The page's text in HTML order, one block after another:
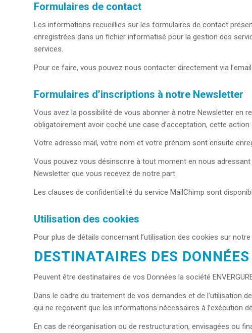
Formulaires de contact
Les informations recueillies sur les formulaires de contact
enregistrées dans un fichier informatisé pour la gestion des
services.
Pour ce faire, vous pouvez nous contacter directement via
Formulaires d’inscriptions à notre Newsletter
Vous avez la possibilité de vous abonner à notre Newsletter en
obligatoirement avoir coché une case d’acceptation, cette
Votre adresse mail, votre nom et votre prénom sont ensuite
Vous pouvez vous désinscrire à tout moment en nous adressant
Newsletter que vous recevez de notre part.
Les clauses de confidentialité du service MailChimp sont
Utilisation des cookies
Pour plus de détails concernant l’utilisation des cookies sur notre
DESTINATAIRES DES
Peuvent être destinataires de vos Données la société
Dans le cadre du traitement de vos demandes et de l’utilisation
qui ne reçoivent que les informations nécessaires à l’exécution
En cas de réorganisation ou de restructuration, envisagées ou